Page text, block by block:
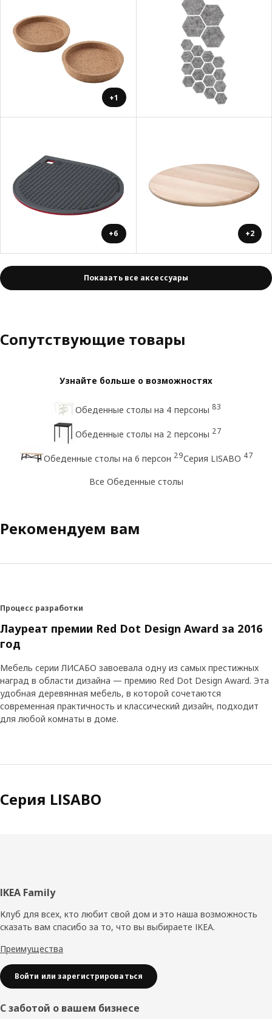
+1
+6 +2
Показать все аксессуары
Сопутствующие товары
Узнайте больше о возможностях
Обеденные столы на 4 персоны 83
Обеденные столы на 2 персоны 27
Обеденные столы на 6 персон 29Серия LISABO 47
Все Обеденные столы
Рекомендуем вам
Процесс разработки
Лауреат премии Red Dot Design Award за 2016
год
Мебель серии ЛИСАБО завоевала одну из самых престижных
наград в области дизайна — премию Red Dot Design Award. Эта
удобная деревянная мебель, в которой сочетаются
современная практичность и классический дизайн, подходит
для любой комнаты в доме.
Серия LISABO
Нижний
колонтитул
IKEA Family
Клуб для всех, кто любит свой дом и это наша возможность
сказать вам спасибо за то, что вы выбираете IKEA.
Преимущества
Войти или зарегистрироваться
С заботой о вашем бизнесе